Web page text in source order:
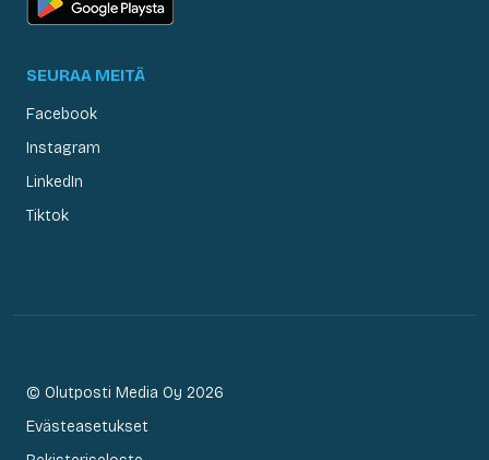
SEURAA MEITÄ
Facebook
Instagram
LinkedIn
Tiktok
© Olutposti Media Oy 2026
Evästeasetukset